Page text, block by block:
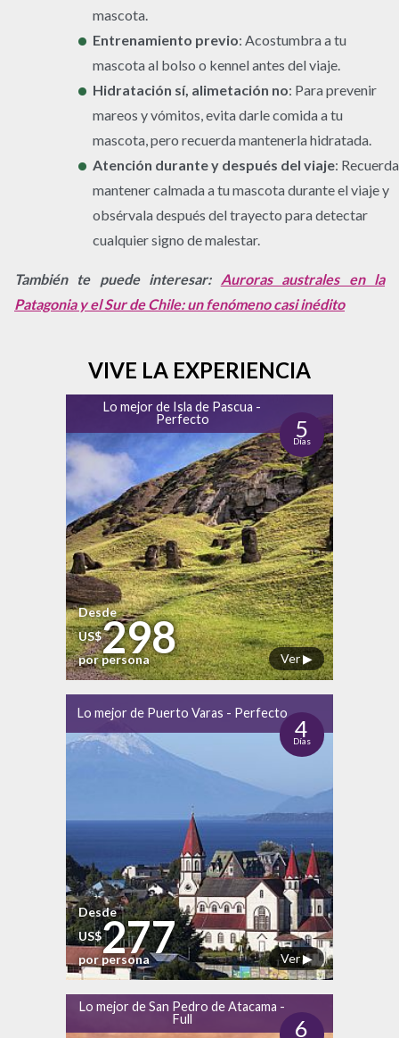
mascota.
Entrenamiento previo: Acostumbra a tu
mascota al bolso o kennel antes del viaje.
Hidratación sí, alimetación no: Para prevenir
mareos y vómitos, evita darle comida a tu
mascota, pero recuerda mantenerla hidratada.
Atención durante y después del viaje: Recuerda
mantener calmada a tu mascota durante el viaje y
obsérvala después del trayecto para detectar
cualquier signo de malestar.
También te puede interesar: Auroras australes en la
Patagonia y el Sur de Chile: un fenómeno casi inédito
VIVE LA EXPERIENCIA
Lo mejor de Isla de Pascua -
Perfecto
5
Días
Ver ▶
Desde
US$298
por persona
Lo mejor de Puerto Varas - Perfecto
4
Días
Ver ▶
Desde
US$277
por persona
Lo mejor de San Pedro de Atacama -
Full
6